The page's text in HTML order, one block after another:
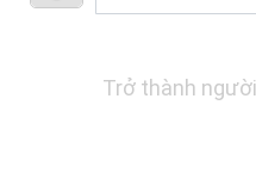
Trở thành